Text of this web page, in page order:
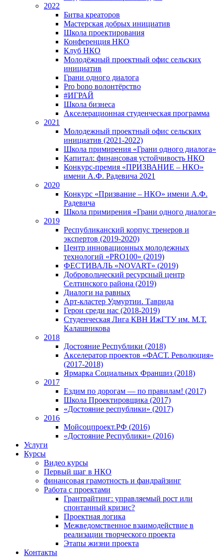
2022
Битва креаторов
Мастерская добрых инициатив
Школа проектирования
Конференция НКО
Клуб НКО
Молодёжный проектный офис сельских
инициатив
Грани одного диалога
Pro bono волонтёрство
#ИГРАЙ
Школа бизнеса
Акселерационная студенческая программа
2021
Молодежный проектный офис сельских
инициатив (2021-2022)
Школа примирения «Грани одного диалога»
Капитал: финансовая устойчивость НКО
Конкурс-премия «ПРИЗВАНИЕ – НКО»
имени А.Ф. Радевича 2021
2020
Конкурс «Призвание – НКО» имени А.Ф.
Радевича
Школа примирения «Грани одного диалога»
2019
Республиканский корпус тренеров и
экспертов (2019-2020)
Центр инновационных молодежных
технологий «PRO100» (2019)
ФЕСТИВАЛЬ «NOVART» (2019)
Добровольческий ресурсный центр
Селтинского района (2019)
Диалоги на равных
Арт-кластер Удмуртии. Таврида
Герои среди нас (2018-2019)
Студенческая Лига КВН ИжГТУ им. М.Т.
Калашникова
2018
Достояние Республики (2018)
Акселератор проектов «ФАСТ. Революция»
(2017-2018)
Ярмарка Социальных Франшиз (2018)
2017
Ездим по дорогам — по правилам! (2017)
Школа Проектировщика (2017)
«Достояние республики» (2017)
2016
Мойсоцпроект.РФ (2016)
«Достояние Республики» (2016)
Услуги
Курсы
Видео курсы
Первый шаг в НКО
финансовая грамотность и фандрайзинг
Работа с проектами
Грантрайтинг: управляемый рост или
спонтанный кризис?
Проектная логика
Межведомственное взаимодействие в
реализации творческого проекта
Этапы жизни проекта
Контакты